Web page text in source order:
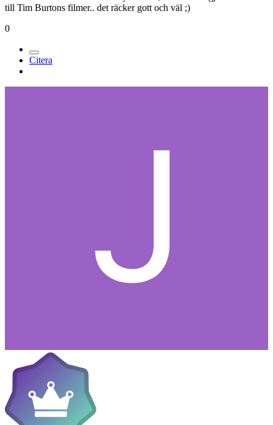
till Tim Burtons filmer.. det räcker gott och väl ;)
0
Citera